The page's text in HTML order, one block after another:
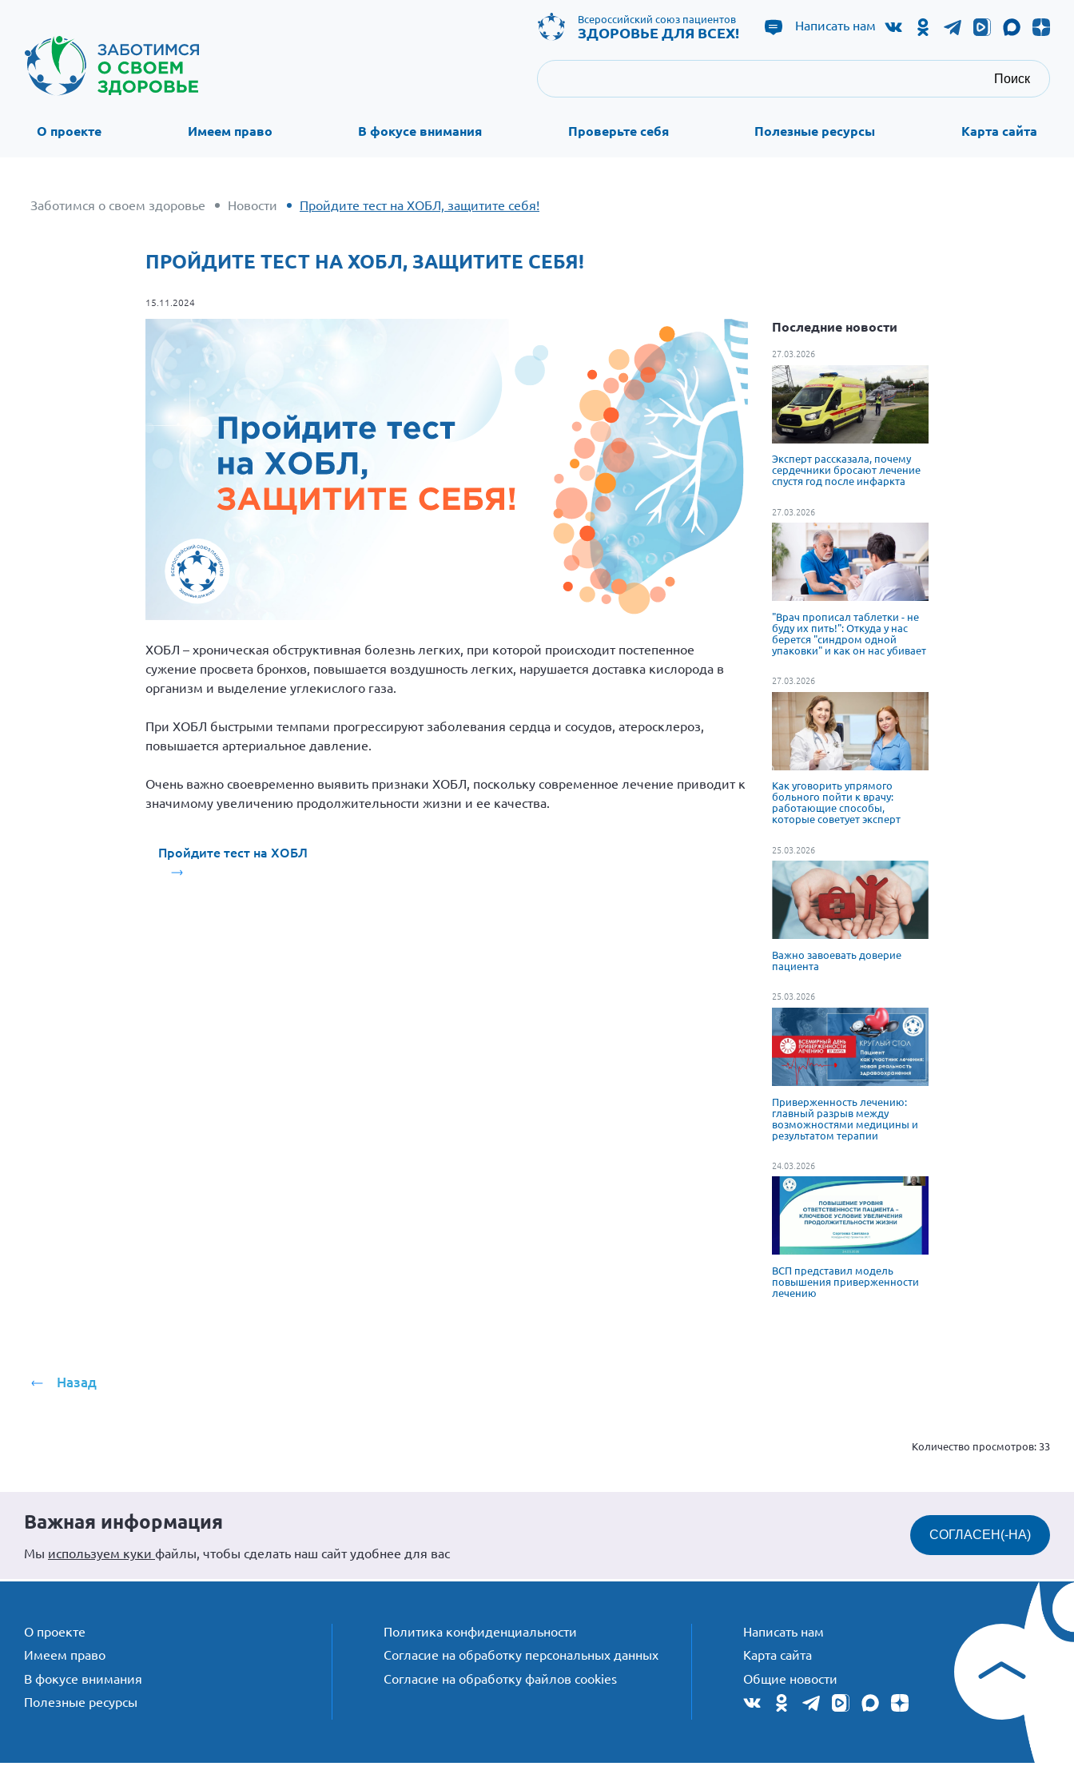
Всероссийский союз пациентов
ЗДОРОВЬЕ ДЛЯ ВСЕХ! Написать нам
Поиск
О проекте Имеем право В фокусе внимания Проверьте себя Полезные ресурсы Карта сайта
Заботимся о своем здоровье Новости Пройдите тест на ХОБЛ, защитите себя!
ПРОЙДИТЕ ТЕСТ НА ХОБЛ, ЗАЩИТИТЕ СЕБЯ!
15.11.2024
ХОБЛ – хроническая обструктивная болезнь легких, при которой происходит постепенное
сужение просвета бронхов, повышается воздушность легких, нарушается доставка кислорода в
организм и выделение углекислого газа.
При ХОБЛ быстрыми темпами прогрессируют заболевания сердца и сосудов, атеросклероз,
повышается артериальное давление.
Очень важно своевременно выявить признаки ХОБЛ, поскольку современное лечение приводит к
значимому увеличению продолжительности жизни и ее качества.
Пройдите тест на ХОБЛ
Последние новости
27.03.2026
Эксперт рассказала, почему
сердечники бросают лечение
спустя год после инфаркта
27.03.2026
"Врач прописал таблетки - не
буду их пить!": Откуда у нас
берется "синдром одной
упаковки" и как он нас убивает
27.03.2026
Как уговорить упрямого
больного пойти к врачу:
работающие способы,
которые советует эксперт
25.03.2026
Важно завоевать доверие
пациента
25.03.2026
Приверженность лечению:
главный разрыв между
возможностями медицины и
результатом терапии
24.03.2026
ВСП представил модель
повышения приверженности
лечению
Назад
Количество просмотров:33
Важная информация
Мы используем куки файлы, чтобы сделать наш сайт удобнее для вас
СОГЛАСЕН(-НА)
О проекте
Имеем право
В фокусе внимания
Полезные ресурсы
Политика конфиденциальности
Согласие на обработку персональных данных
Согласие на обработку файлов cookies
Написать нам
Карта сайта
Общие новости